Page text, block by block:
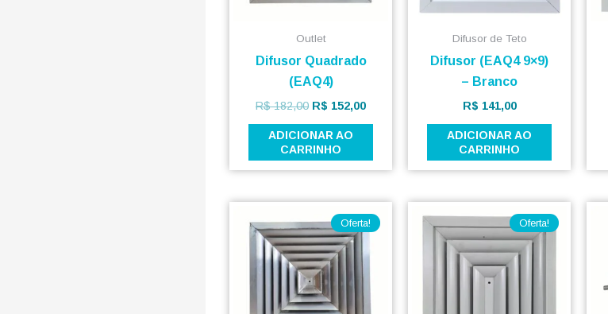
Outlet
Difusor Quadrado
(EAQ4)
R$182,00 R$ 152,00
ADICIONAR AO
CARRINHO
Difusor de Teto
Difusor (EAQ4 9×9)
– Branco
R$ 141,00
ADICIONAR AO
CARRINHO
Oferta!
preço
original
era:
R$ 120,00.
preço
Oferta!
preço
original
era:
R$ 100,00.
preço
atual